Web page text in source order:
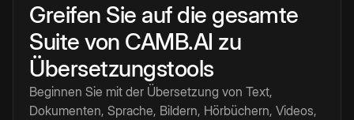
Greifen Sie auf die gesamte
Suite von CAMB.AI zu
Übersetzungstools
Beginnen Sie mit der Übersetzung von Text,
Dokumenten, Sprache, Bildern, Hörbüchern, Videos,